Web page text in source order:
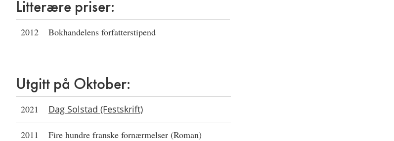
Litterære priser:
2012 Bokhandelens forfatterstipend
Utgitt på Oktober:
2021 Dag Solstad (Festskrift)
2011 Fire hundre franske fornærmelser (Roman)